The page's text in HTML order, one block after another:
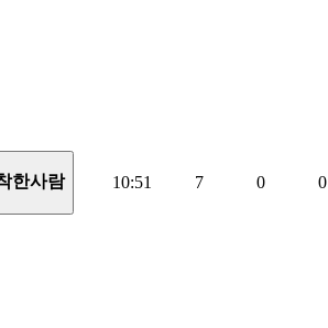
한사람 10:51 7 0 0